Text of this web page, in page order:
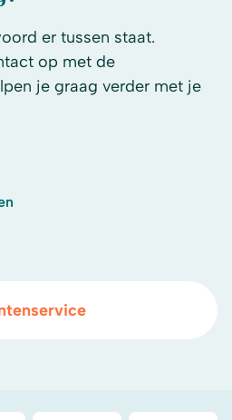
er tussen staat.
op met de
je graag verder met je